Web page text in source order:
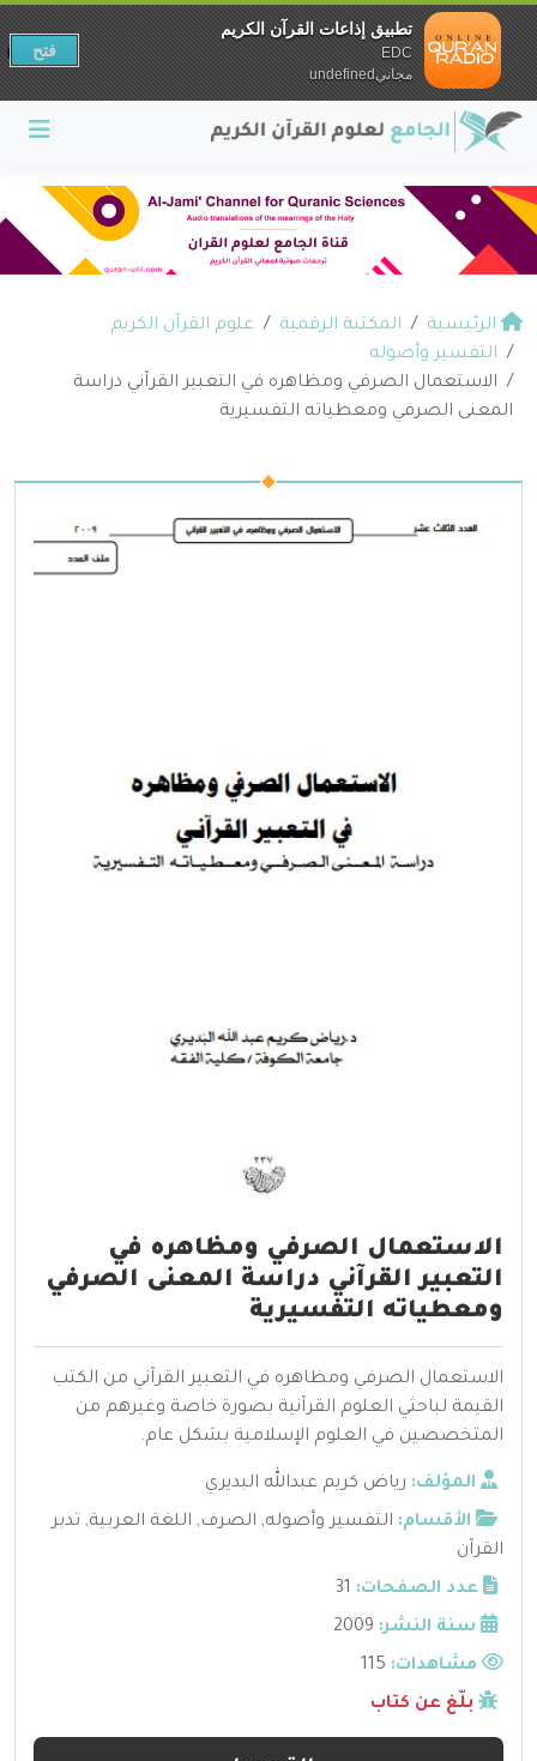
الرئيسية المكتبة الرقمية
علوم القرآن الكريم
التفسير وأصوله
الاستعمال الصرفي ومظاهره في التعبير القرآني دراسة
المعنى الصرفي ومعطياته التفسيرية
الاستعمال الصرفي ومظاهره في
التعبير القرآني دراسة المعنى الصرفي
ومعطياته التفسيرية
الاستعمال الصرفي ومظاهره في التعبير القرآني من الكتب
القيمة لباحثي العلوم القرآنية بصورة خاصة وغيرهم من
المتخصصين في العلوم الإسلامية بشكل عام.
المؤلف: رياض كريم عبدالله البديري
الأقسام: التفسير وأصوله, الصرف, اللغة العربية, تدبر
القرآن
عدد الصفحات: 31
سنة النشر: 2009
مشاهدات:
بلّغ عن كتاب
تطبيق إذاعات القرآن الكريم
EDC
مجانيundefined
فتح